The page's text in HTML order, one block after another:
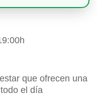
que ofrecen una
el día